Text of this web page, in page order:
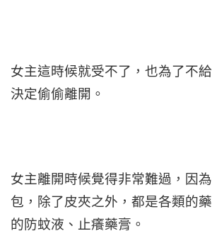
女主這時候就受不了，也為了不
決定偷偷離開。
女主離開時候覺得非常難過，因
包，除了皮夾之外，都是各類的
的防蚊液、止癢藥膏。